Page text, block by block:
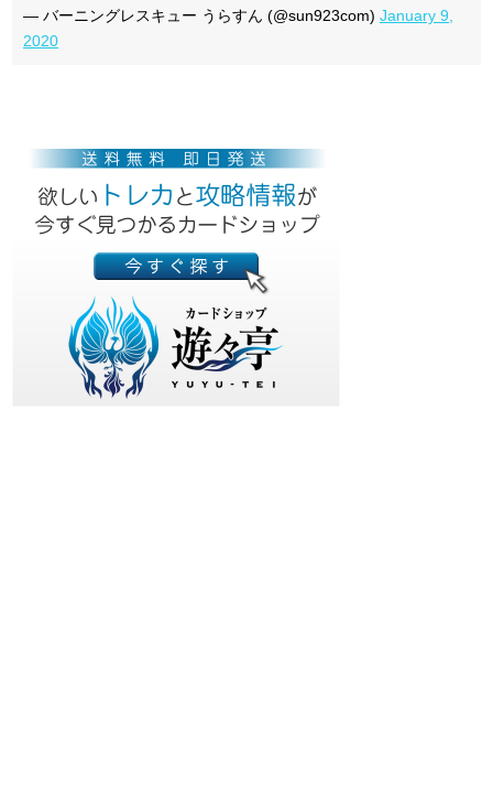
— バーニングレスキュー うらすん (@sun923com) January 9,
2020